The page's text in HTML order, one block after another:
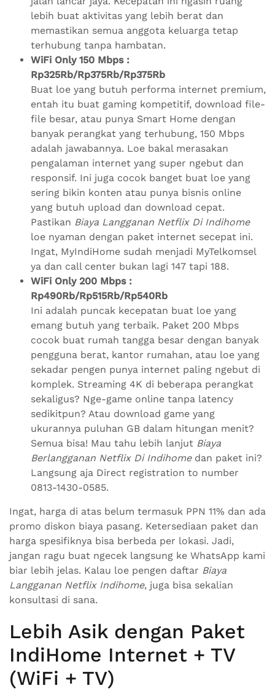
lebih buat aktivitas yang lebih berat dan
memastikan semua anggota keluarga tetap
terhubung tanpa hambatan.
WiFi Only 150 Mbps :
Rp325Rb/Rp375Rb/Rp375Rb
Buat loe yang butuh performa internet premium,
entah itu buat gaming kompetitif, download file-
file besar, atau punya Smart Home dengan
banyak perangkat yang terhubung, 150 Mbps
adalah jawabannya. Loe bakal merasakan
pengalaman internet yang super ngebut dan
responsif. Ini juga cocok banget buat loe yang
sering bikin konten atau punya bisnis online
yang butuh upload dan download cepat.
Pastikan Biaya Langganan Netflix Di Indihome
loe nyaman dengan paket internet secepat ini.
Ingat, MyIndiHome sudah menjadi MyTelkomsel
ya dan call center bukan lagi 147 tapi 188.
WiFi Only 200 Mbps :
Rp490Rb/Rp515Rb/Rp540Rb
Ini adalah puncak kecepatan buat loe yang
emang butuh yang terbaik. Paket 200 Mbps
cocok buat rumah tangga besar dengan banyak
pengguna berat, kantor rumahan, atau loe yang
sekadar pengen punya internet paling ngebut di
komplek. Streaming 4K di beberapa perangkat
sekaligus? Nge-game online tanpa latency
sedikitpun? Atau download game yang
ukurannya puluhan GB dalam hitungan menit?
Semua bisa! Mau tahu lebih lanjut Biaya
Berlangganan Netflix Di Indihomedan paket ini?
Langsung aja Direct registration to number
0813-1430-0585.
Ingat, harga di atas belum termasuk PPN 11% dan ada
promo diskon biaya pasang. Ketersediaan paket dan
harga spesifiknya bisa berbeda per lokasi. Jadi,
jangan ragu buat ngecek langsung ke WhatsApp kami
biar lebih jelas. Kalau loe pengen daftar Biaya
Langganan Netflix Indihome, juga bisa sekalian
konsultasi di sana.
Lebih Asik dengan Paket
IndiHome Internet + TV
(WiFi + TV)